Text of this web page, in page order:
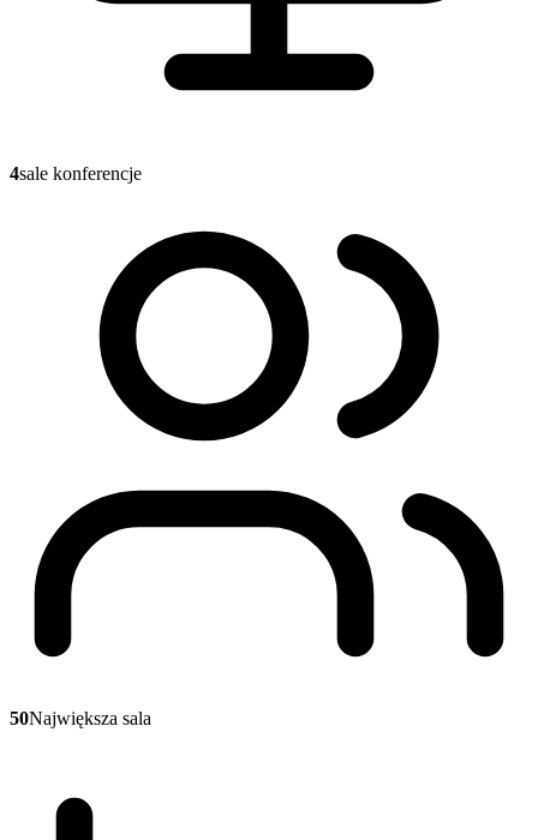
4sale konferencje
50Największa sala